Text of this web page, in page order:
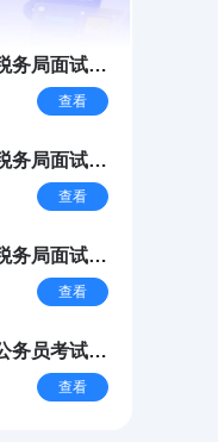
务局面试试
查看
务局面试试
查看
务局面试试
查看
务员考试中
总行）
查看